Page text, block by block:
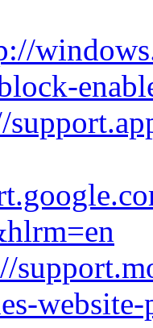
website-